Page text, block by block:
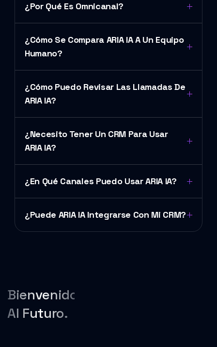
¿Por Qué Es Omnicanal?
¿Cómo Se Compara ARIA IA A Un Equipo
Humano?
¿Cómo Puedo Revisar Las Llamadas De
ARIA IA?
¿Necesito Tener Un CRM Para Usar
ARIA IA?
¿En Qué Canales Puedo Usar ARIA IA?
¿Puede ARIA IA Integrarse Con Mi CRM?
Bienvenido
Al Futuro.